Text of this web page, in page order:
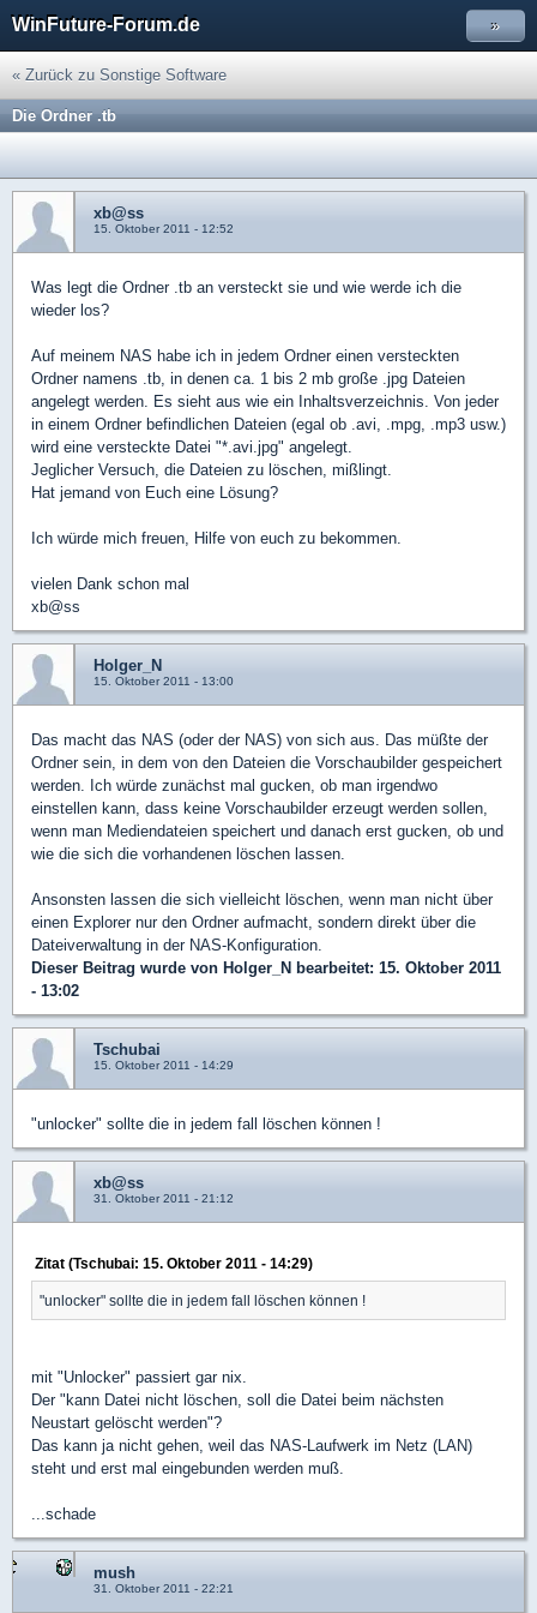
WinFuture-Forum.de »
« Zurück zu Sonstige Software
Die Ordner .tb
xb@ss
15. Oktober 2011 - 12:52
Was legt die Ordner .tb an versteckt sie und wie werde ich die
wieder los?
Auf meinem NAS habe ich in jedem Ordner einen versteckten
Ordner namens .tb, in denen ca. 1 bis 2 mb große .jpg Dateien
angelegt werden. Es sieht aus wie ein Inhaltsverzeichnis. Von jeder
in einem Ordner befindlichen Dateien (egal ob .avi, .mpg, .mp3 usw.)
wird eine versteckte Datei "*.avi.jpg" angelegt.
Jeglicher Versuch, die Dateien zu löschen, mißlingt.
Hat jemand von Euch eine Lösung?
Ich würde mich freuen, Hilfe von euch zu bekommen.
vielen Dank schon mal
xb@ss
Holger_N
15. Oktober 2011 - 13:00
Das macht das NAS (oder der NAS) von sich aus. Das müßte der
Ordner sein, in dem von den Dateien die Vorschaubilder gespeichert
werden. Ich würde zunächst mal gucken, ob man irgendwo
einstellen kann, dass keine Vorschaubilder erzeugt werden sollen,
wenn man Mediendateien speichert und danach erst gucken, ob und
wie die sich die vorhandenen löschen lassen.
Ansonsten lassen die sich vielleicht löschen, wenn man nicht über
einen Explorer nur den Ordner aufmacht, sondern direkt über die
Dateiverwaltung in der NAS-Konfiguration.
Dieser Beitrag wurde von Holger_N bearbeitet: 15. Oktober 2011
- 13:02
Tschubai
15. Oktober 2011 - 14:29
"unlocker" sollte die in jedem fall löschen können !
xb@ss
31. Oktober 2011 - 21:12
Zitat (Tschubai: 15. Oktober 2011 - 14:29)
"unlocker" sollte die in jedem fall löschen können !
mit "Unlocker" passiert gar nix.
Der "kann Datei nicht löschen, soll die Datei beim nächsten
Neustart gelöscht werden"?
Das kann ja nicht gehen, weil das NAS-Laufwerk im Netz (LAN)
steht und erst mal eingebunden werden muß.
...schade
mush
31. Oktober 2011 - 22:21